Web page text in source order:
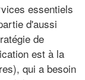
essentiels
d'aussi
de
est à la
qui a besoin